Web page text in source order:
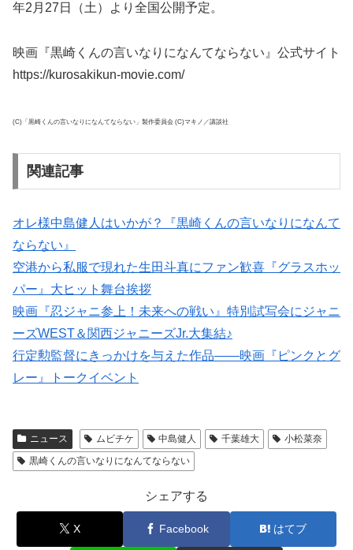
年2月27日（土）より全国公開予定。
映画『黒崎くんの言いなりになんてならない』公式サイト
https://kurosakikun-movie.com/
(C)「黒崎くんの言いなりになんてならない」製作委員会 (C)マキノ／講談社
関連記事
オレ様中島健人はいかが？『黒崎くんの言いなりになんて
ならない』
空港から私服で現れた生田斗真にファン歓喜『グラスホッ
パー』大ヒット舞台挨拶
映画『忍ジャニ参上！未来への戦い』特別試写会にジャニ
ーズWEST＆関西ジャニーズJr.大集結♪
行定勲監督にきっかけを与えた作品——映画『ピンクとグ
レー』トークイベント
ニュース ムビチケ 中島健人 千葉雄大
小松菜奈
黒崎くんの言いなりになんてならない
シェアする
X Facebook はてブ